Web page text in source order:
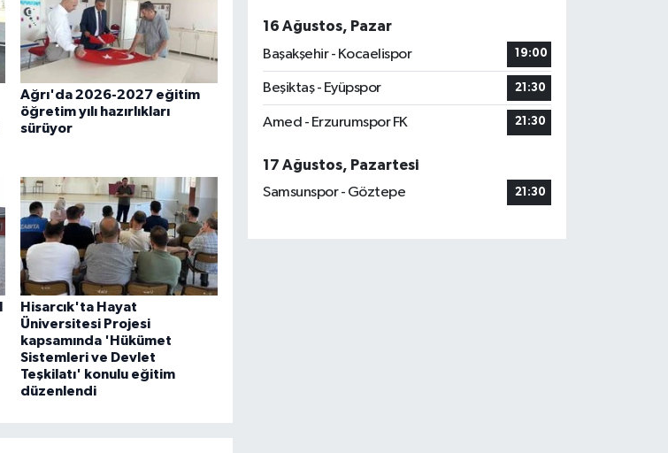
Ağrı'da 2026-2027 eğitim
öğretim yılı hazırlıkları
sürüyor
Hisarcık'ta Hayat
Üniversitesi Projesi
kapsamında 'Hükümet
Sistemleri ve Devlet
Teşkilatı' konulu eğitim
düzenlendi
16 Ağustos, Pazar
Başakşehir - Kocaelispor
19:00
Beşiktaş - Eyüpspor 21:30
Amed - Erzurumspor FK 21:30
17 Ağustos, Pazartesi
Samsunspor - Göztepe
21:30